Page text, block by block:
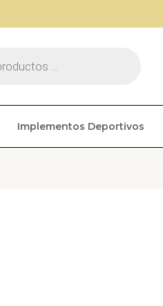
Implementos Deportivos